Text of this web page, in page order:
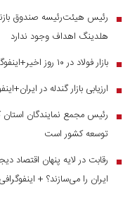
■
رئیس هیئت‌رئیسه صندوق
هلدینگ اهداف وجود ندارد
■ بازار فولاد در ۱۰ روز اخیر+اینفوگرافی
■ ارزیابی بازار گندله در
■
رئیس مجمع نمایندگان استان
توسعه کشور است
■
رقابت در لایه پنهان اقتصاد
ایران را می‌سازند؟ + اینفوگرافی